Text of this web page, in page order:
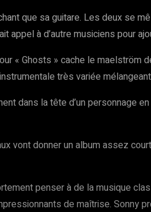
que sa guitare. Les deux se
appel à d’autre musiciens pour
« Ghosts » cache le
très variée
dans la tête d’un personnage
vont donner un album assez
penser à de la musique
de maîtrise. Sonny